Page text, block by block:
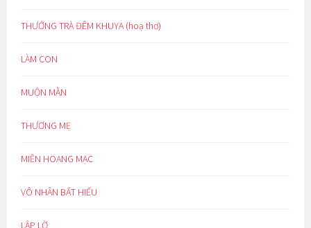
THƯỞNG TRÀ ĐÊM KHUYA (hoạ thơ)
LÀM CON
MUỘN MẰN
THƯƠNG MẸ
MIỀN HOANG MẠC
VÔ NHÂN BẤT HIẾU
LẬP LỜ